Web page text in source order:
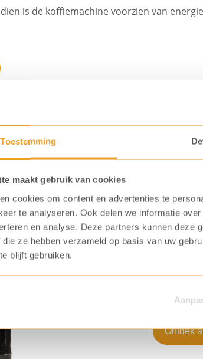
Toestemming
maakt gebruik van cookies
cookies om content en advertenties te
te analyseren. Ook delen we informatie
en analyse. Deze partners kunnen deze
ze hebben verzameld op basis van uw
blijft gebruiken.
is de koffiemachine voorzien van
Veel
Voor
topping,
Ontdek